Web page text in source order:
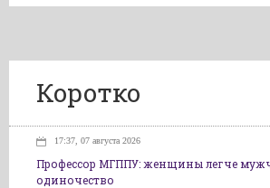
Коротко
17:37, 07 августа 2026
Профессор МГППУ: женщины легче
одиночество